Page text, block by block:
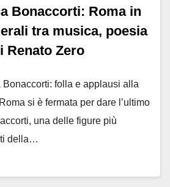
Bonaccorti: Roma in
tra musica, poesia
Renato Zero
Bonaccorti: folla e applausi alla
si è fermata per dare l’ultimo
una delle figure più
della…